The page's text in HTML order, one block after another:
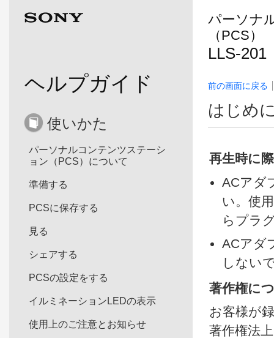
ヘルプガイド
使いかた
パーソナルコンテンツステーシ
ョン（PCS）について
準備する
PCSに保存する
見る
シェアする
PCSの設定をする
イルミネーションLEDの表示
使用上のご注意とお知らせ
パーソナ
（PCS）
LLS-201
前の画面に戻る
はじめ
再生時に
ACアダ
い。使
らプラ
ACアダ
しない
著作権に
お客様が
著作権法